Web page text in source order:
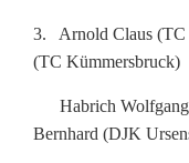
3. Arnold Claus (TC
(TC Kümmersbruck)
Habrich Wolfgang
Bernhard (DJK